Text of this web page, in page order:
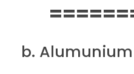
b. Alumunium